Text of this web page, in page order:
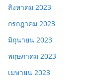
สิงหาคม 2023
กรกฎาคม 2023
มิถุนายน 2023
พฤษภาคม 2023
เมษายน 2023